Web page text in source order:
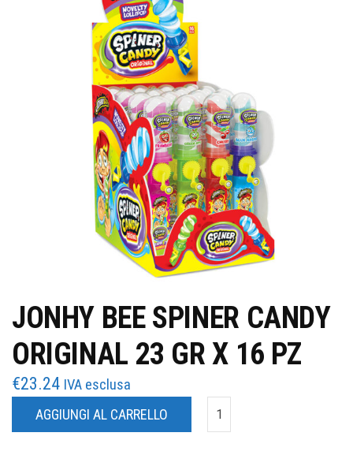
JONHY BEE SPINER CANDY
ORIGINAL 23 GR X 16 PZ
€23.24 IVA esclusa
AGGIUNGI AL CARRELLO